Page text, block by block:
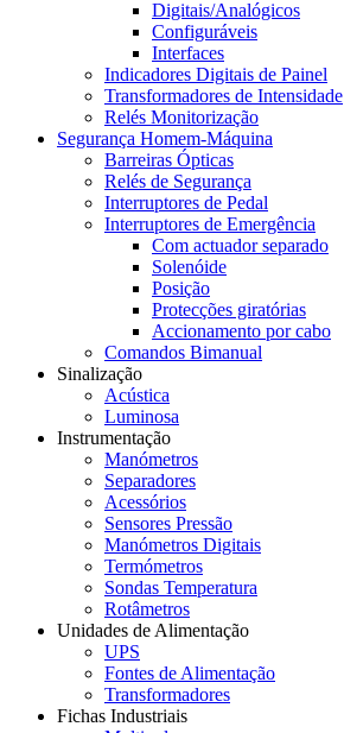
Digitais/Analógicos
Configuráveis
Interfaces
Indicadores Digitais de Painel
Transformadores de Intensidade
Relés Monitorização
Segurança Homem-Máquina
Barreiras Ópticas
Relés de Segurança
Interruptores de Pedal
Interruptores de Emergência
Com actuador separado
Solenóide
Posição
Protecções giratórias
Accionamento por cabo
Comandos Bimanual
Sinalização
Acústica
Luminosa
Instrumentação
Manómetros
Separadores
Acessórios
Sensores Pressão
Manómetros Digitais
Termómetros
Sondas Temperatura
Rotâmetros
Unidades de Alimentação
UPS
Fontes de Alimentação
Transformadores
Fichas Industriais